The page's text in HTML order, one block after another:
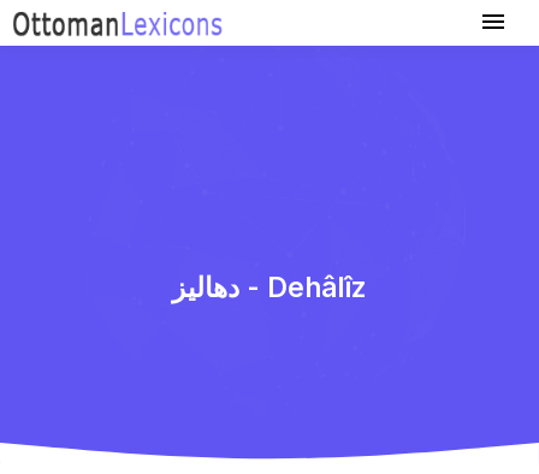
دهالیز - Dehâlîz